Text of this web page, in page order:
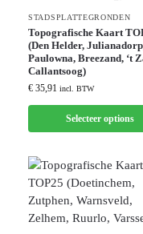
STADSPLATTEGRONDEN
Topografische Kaart
(Den Helder,
Paulowna, Breezand, ‘t
Callantsoog)
€ 35,91 incl. BTW
Selecteer options